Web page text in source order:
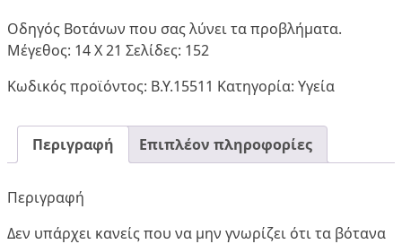
Οδηγός Βοτάνων που σας λύνει τα προβλήματα.
Μέγεθος: 14 Χ 21 Σελίδες: 152
Κωδικός προϊόντος: Β.Υ.15511 Κατηγορία: Υγεία
Περιγραφή Επιπλέον πληροφορίες
Περιγραφή
Δεν υπάρχει κανείς που να μην γνωρίζει ότι τα βότανα